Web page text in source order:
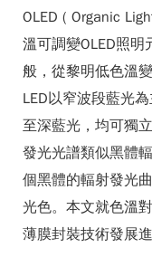
OLED ( Organic
溫可調變OLED照
般，從黎明低色溫
LED以窄波段藍光
至深藍光，均可獨
發光光譜類似黑體
個黑體的輻射發光
光色。本文就色溫
薄膜封裝技術發展進